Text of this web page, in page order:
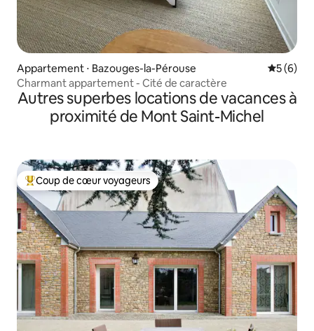
Appartement ⋅ Bazouges-la-Pérouse
5 (6)
Charmant appartement - Cité de caractère
Autres superbes locations de vacances à
proximité de Mont Saint-Michel
Coups de cœur voyageurs les plus appréciés
Coup de cœur voyageurs